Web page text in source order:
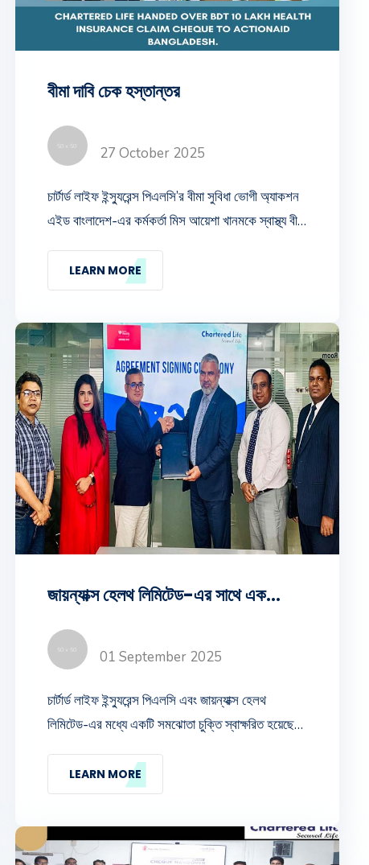
বীমা দাবি চেক হস্তান্তর
27 October 2025
চার্টার্ড লাইফ ইন্স্যুরেন্স পিএলসি’র বীমা সুবিধা ভোগী অ্যাকশন
এইড বাংলাদেশ-এর কর্মকর্তা মিস আয়েশা খানমকে স্বাস্থ্য বীমা
করা হয়। চেক হস্তান্তর করেন চার্টার্ড লাইফের মুখ্য নির্বাহী
কর্মকর্তা (ভারপ্রাপ্ত) জনাব মোহাম্মদ এমদাদ উল্ল্যাহ।
উপস্থিত ছিলেন ।
LEARN MORE
জায়ন্যাক্স হেলথ লিমিটেড-এর সাথে একটি সমঝোতা চুক্তি
01 September 2025
চার্টার্ড লাইফ ইন্স্যুরেন্স পিএলসি এবং জায়ন্যাক্স হেলথ
লিমিটেড-এর মধ্যে একটি সমঝোতা চুক্তি স্বাক্ষরিত হয়েছে।
ব্যবস্থাপনা পরিচালক এবং সিইও (ভারপ্রাপ্ত) জনাব মোহাম্মদ
এমদাদ উল্ল্যাহ এবং জায়ন্যাক্স হেলথ-এর চীফ অপারেটিং
স্বাক্ষর করেন।
LEARN MORE